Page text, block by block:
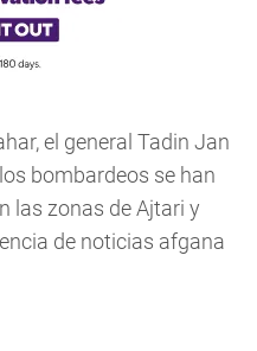
el general Tadin Jan
bombardeos se han
las zonas de Ajtari y
de noticias afgana